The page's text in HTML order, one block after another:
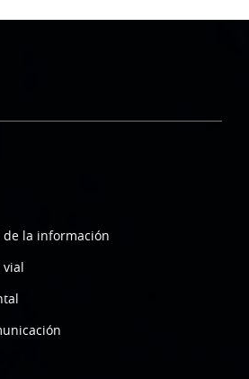
la información
vial